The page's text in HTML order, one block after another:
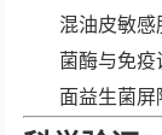
混油皮敏
菌酶与免
面益生菌屏